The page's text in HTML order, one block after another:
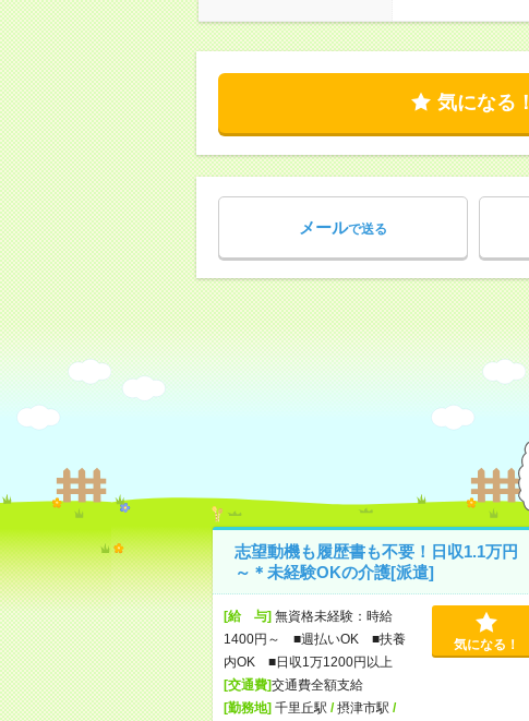
気になる！
メールで送る
志望動機も履歴書も不要！日収1.1万円
～＊未経験OKの介護[派遣]
[給 与]無資格未経験：時給
1400円～ ■週払いOK ■扶養
内OK ■日収1万1200円以上
[交通費]交通費全額支給
[勤務地]千里丘駅 /摂津市駅 /
気になる！